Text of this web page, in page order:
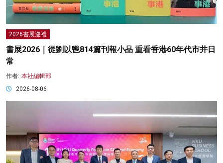
2026書展巡禮
書展2026｜從劉以鬯814篇刊報小品 重看香港60年代市井日
常
作者: 本社編輯部
2026-08-06